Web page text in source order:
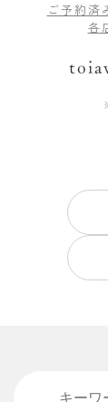
ご予約済
各